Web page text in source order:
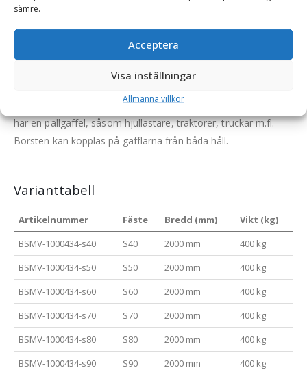
sämre.
Acceptera
Visa inställningar
Allmänna villkor
Borsten kan användas till att hantera metall- & industriavfall,
plast, papper, glas, trä m.m.
grävmaskin men kan också användas till alla maskiner som
har en pallgaffel, såsom hjullastare, traktorer, truckar m.fl.
Borsten kan kopplas på gafflarna från båda håll.
Varianttabell
Artikelnummer Fäste Bredd (mm)
Vikt (kg)
BSMV-1000434-s40
S40 2000 mm
400 kg
BSMV-1000434-s50
S50 2000 mm
400 kg
BSMV-1000434-s60
S60 2000 mm
400 kg
BSMV-1000434-s70
S70 2000 mm
400 kg
BSMV-1000434-s80
S80 2000 mm
400 kg
BSMV-1000434-s90
S90 2000 mm
400 kg